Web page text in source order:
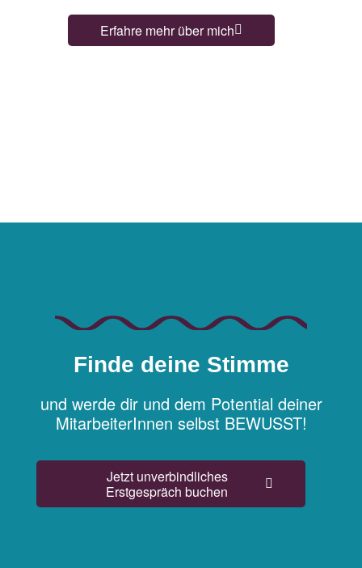
Erfahre mehr über mich
Finde deine Stimme
und werde dir und dem Potential deiner
MitarbeiterInnen selbst BEWUSST!
Jetzt unverbindliches
Erstgespräch buchen